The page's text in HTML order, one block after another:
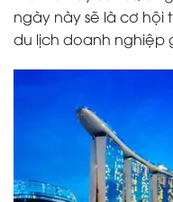
ngày này sẽ là cơ
du lịch doanh nghiệp